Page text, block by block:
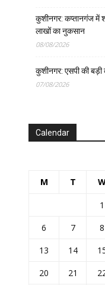
कुशीनगर: कप्तानगंज में
लाखों का नुकसान
08/08/2026
कुशीनगर: एसपी की बड़ी
07/08/2026
Calendar
M T
1
6
7 8
13
14
20
21